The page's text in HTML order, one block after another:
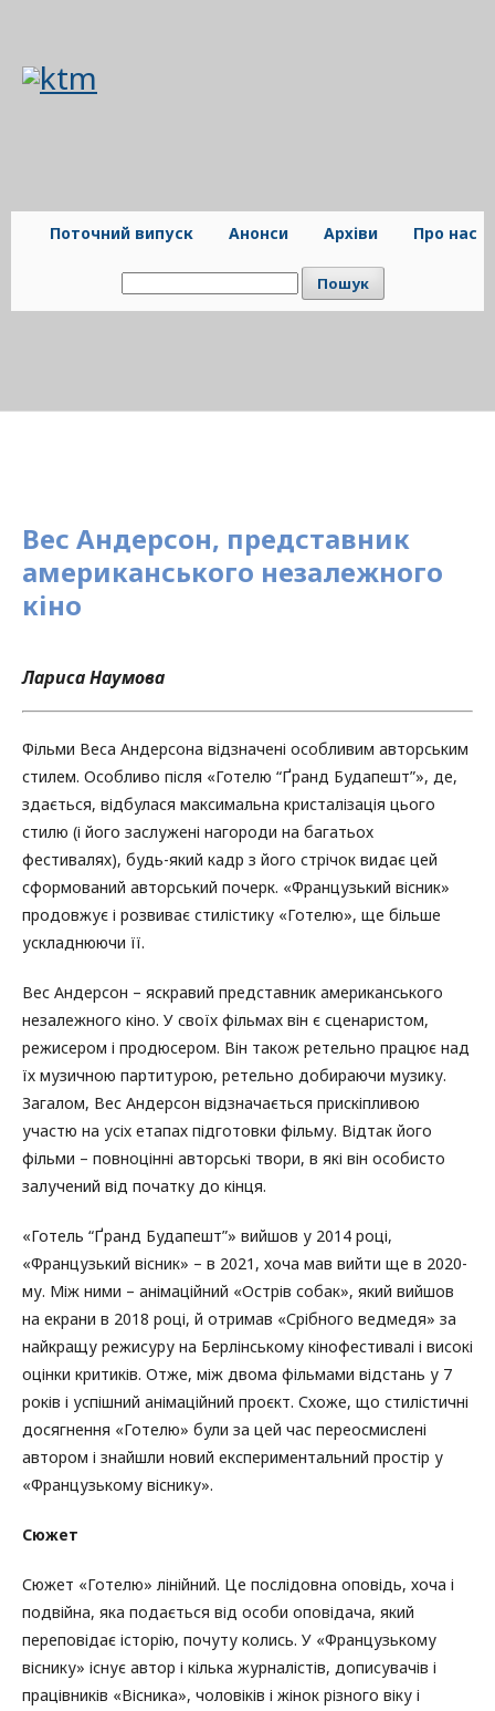
Поточний випуск Анонси Архіви Про нас
Пошук
Вес Андерсон, представник
американського незалежного
кіно
Лариса Наумова
Фільми Веса Андерсона відзначені особливим авторським
стилем. Особливо після «Готелю “Ґранд Будапешт”», де,
здається, відбулася максимальна кристалізація цього
стилю (і його заслужені нагороди на багатьох
фестивалях), будь-який кадр з його стрічок видає цей
сформований авторський почерк. «Французький вісник»
продовжує і розвиває стилістику «Готелю», ще більше
ускладнюючи її.
Вес Андерсон – яскравий представник американського
незалежного кіно. У своїх фільмах він є сценаристом,
режисером і продюсером. Він також ретельно працює над
їх музичною партитурою, ретельно добираючи музику.
Загалом, Вес Андерсон відзначається прискіпливою
участю на усіх етапах підготовки фільму. Відтак його
фільми – повноцінні авторські твори, в які він особисто
залучений від початку до кінця.
«Готель “Ґранд Будапешт”» вийшов у 2014 році,
«Французький вісник» – в 2021, хоча мав вийти ще в 2020-
му. Між ними – анімаційний «Острів собак», який вийшов
на екрани в 2018 році, й отримав «Срібного ведмедя» за
найкращу режисуру на Берлінському кінофестивалі і високі
оцінки критиків. Отже, між двома фільмами відстань у 7
років і успішний анімаційний проєкт. Схоже, що стилістичні
досягнення «Готелю» були за цей час переосмислені
автором і знайшли новий експериментальний простір у
«Французькому віснику».
Сюжет
Сюжет «Готелю» лінійний. Це послідовна оповідь, хоча і
подвійна, яка подається від особи оповідача, який
переповідає історію, почуту колись. У «Французькому
віснику» існує автор і кілька журналістів, дописувачів і
працівників «Вісника», чоловіків і жінок різного віку і